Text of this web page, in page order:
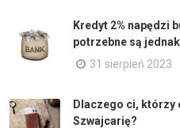
Kredyt 2% napędzi
potrzebne są
31 sierpień 2023
Dlaczego ci, którzy
Szwajcarię?